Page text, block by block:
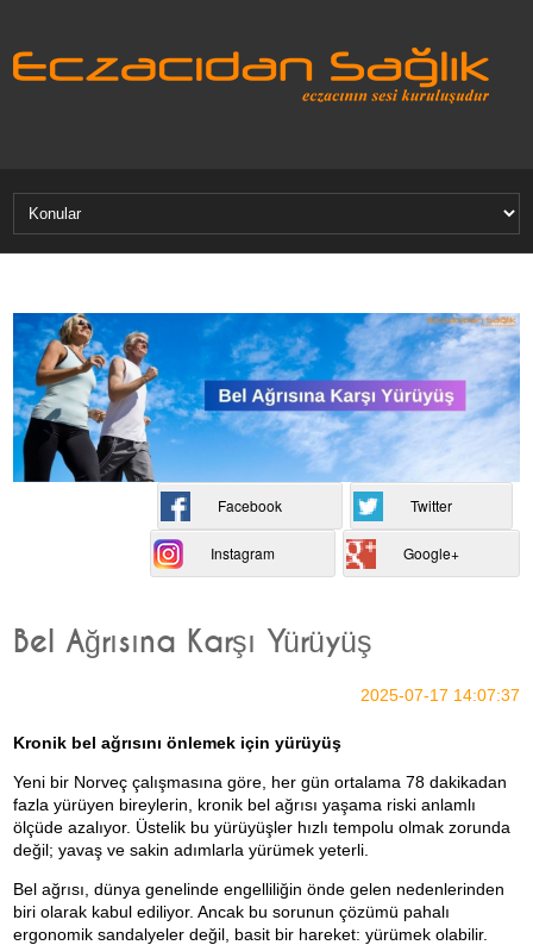
Facebook Twitter
Instagram Google+
Bel Ağrısına Karşı Yürüyüş
2025-07-17 14:07:37
Kronik bel ağrısını önlemek için yürüyüş
Yeni bir Norveç çalışmasına göre, her gün ortalama 78 dakikadan
fazla yürüyen bireylerin, kronik bel ağrısı yaşama riski anlamlı
ölçüde azalıyor. Üstelik bu yürüyüşler hızlı tempolu olmak zorunda
değil; yavaş ve sakin adımlarla yürümek yeterli.
Bel ağrısı, dünya genelinde engelliliğin önde gelen nedenlerinden
biri olarak kabul ediliyor. Ancak bu sorunun çözümü pahalı
ergonomik sandalyeler değil, basit bir hareket: yürümek olabilir.